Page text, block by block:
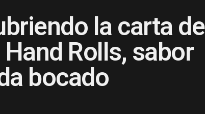
la carta de
Rolls, sabor
bocado